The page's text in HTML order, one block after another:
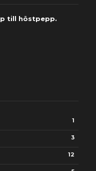
till höstpepp.
1
3
12